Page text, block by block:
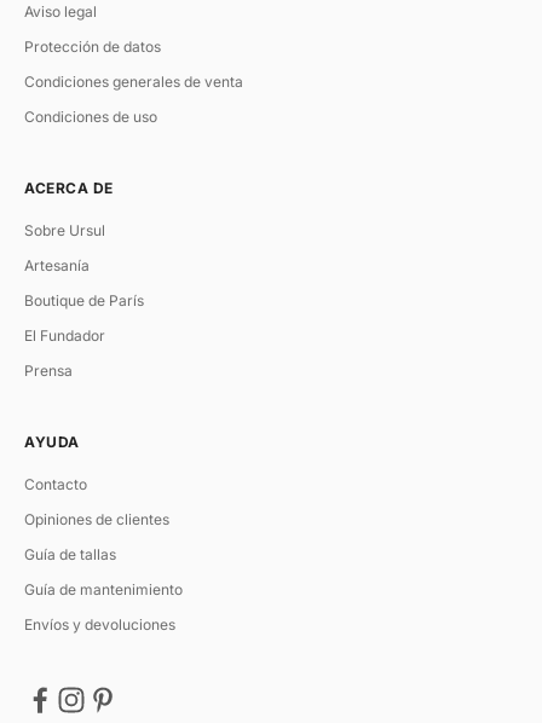
Aviso legal
Protección de datos
Condiciones generales de venta
Condiciones de uso
ACERCA DE
Sobre Ursul
Artesanía
Boutique de París
El Fundador
Prensa
AYUDA
Contacto
Opiniones de clientes
Guía de tallas
Guía de mantenimiento
Envíos y devoluciones